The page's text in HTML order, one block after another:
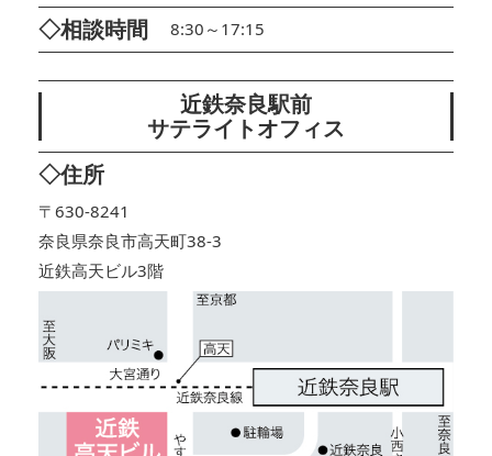
◇相談時間 8:30～17:15
近鉄奈良駅前
サテライトオフィス
◇住所
〒630-8241
奈良県奈良市高天町38-3
近鉄高天ビル3階